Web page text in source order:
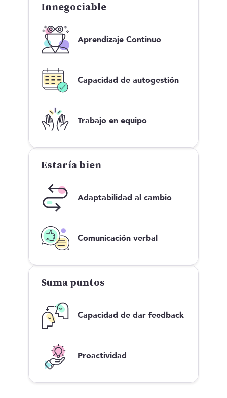
Innegociable
Aprendizaje Continuo
Capacidad de autogestión
Trabajo en equipo
Estaría bien
Adaptabilidad al cambio
Comunicación verbal
Suma puntos
Capacidad de dar feedback
Proactividad